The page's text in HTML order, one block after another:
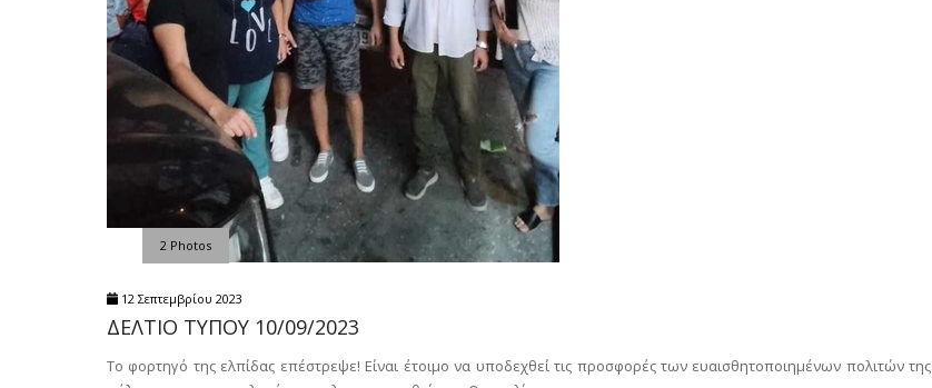
2 Photos
12 Σεπτεμβρίου 2023
ΔΕΛΤΙΟ ΤΥΠΟΥ 10/09/2023
Το φορτηγό της ελπίδας επέστρεψε! Είναι έτοιμο να υποδεχθεί τις προσφορές των ευαισθητοποιημένων πολιτών της